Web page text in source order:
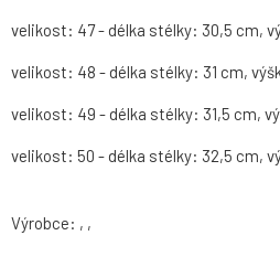
velikost: 47 - délka stélky: 30,5 cm,
velikost: 48 - délka stélky: 31 cm,
velikost: 49 - délka stélky: 31,5 cm,
velikost: 50 - délka stélky: 32,5 cm,
Výrobce: , ,